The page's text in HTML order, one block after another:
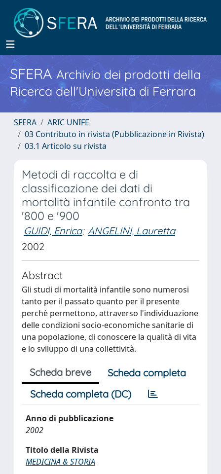
SFERA Archivio dei prodotti della
Ricerca dell'Università di Ferrara
SFERA
ARIC UNIFE
03 Contributo in rivista (Pubblicazione in Rivista)
03.1 Articolo su rivista
Metodi di raccolta e di
classificazione dei dati di
mortalità infantile confronto tra
'800 e '900
GUIDI, Enrica; ANGELINI, Lauretta
2002
Abstract
Gli studi di mortalità infantile sono numerosi
tanto per il passato quanto per il presente
perchè permettono, attraverso l'individuazione
delle condizioni socio-economiche sanitarie di
una popolazione, di conoscere la qualità di vita
e lo sviluppo di una collettività.
Scheda breve
Scheda completa
Scheda completa (DC)
Anno di pubblicazione
2002
Titolo della Rivista
MEDICINA & STORIA